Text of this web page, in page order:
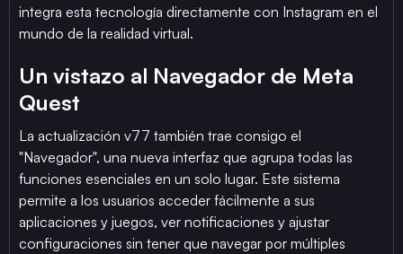
integra esta tecnología directamente con Instagram en el
mundo de la realidad virtual.
Un vistazo al Navegador de Meta
Quest
La actualización v77 también trae consigo el
"Navegador", una nueva interfaz que agrupa todas las
funciones esenciales en un solo lugar. Este sistema
permite a los usuarios acceder fácilmente a sus
aplicaciones y juegos, ver notificaciones y ajustar
configuraciones sin tener que navegar por múltiples